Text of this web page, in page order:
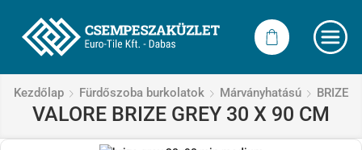
Kezdőlap Fürdőszoba burkolatok Márványhatású BRIZE
VALORE BRIZE GREY 30 X 90 CM